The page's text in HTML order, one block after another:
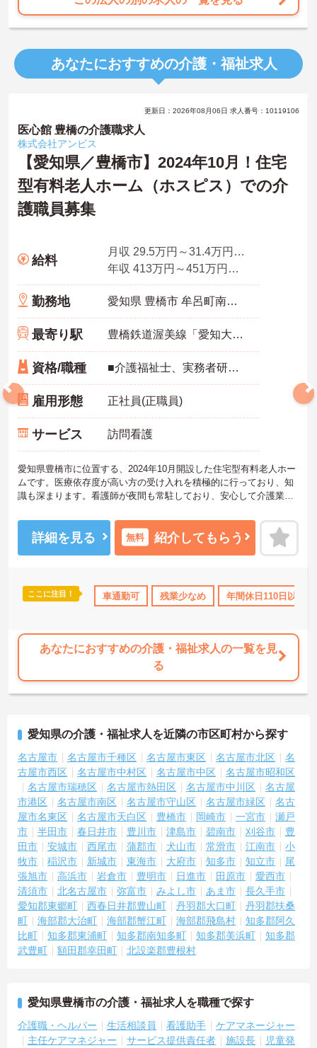
あなたにおすすめの介護・福祉求人
更新日：2026年08月06日 求人番号：10119106
医心館 豊橋の介護職求人
株式会社アンビス
【愛知県／豊橋市】2024年10月！住宅
型有料老人ホーム（ホスピス）での介
護職員募集
給料
月収 29.5万円～31.4万円程度 諸手当込・夜勤4回想定
年収 413万円～451万円程度 ※想定年収
勤務地 愛知県 豊橋市 牟呂町南汐田1-3
最寄り駅 豊橋鉄道渥美線「愛知大学前駅」バス・車9分
資格/職種 ■介護福祉士、実務者研修、初任者研修 いずれか ※特養、老健、病院、有老などの実務経験1年以上ある方
雇用形態 正社員(正職員)
サービス 訪問看護
愛知県豊橋市に位置する、2024年10月開設した住宅型有料老人ホー
ムです。医療依存度が高い方の受け入れを積極的に行っており、知
識も深まります。看護師が夜間も常駐しており、安心して介護業務
ご興味をお持ちの方には詳細の情報や面接のポイントをお伝えしま
すのでお気軽にお問い合わせくださいませ。
詳細を見る 無料 紹介してもらう
ここに注目！ 車通勤可 残業少なめ 年間休日110日以上
あなたにおすすめの介護・福祉求人の一覧を見
る
愛知県の介護・福祉求人を近隣の市区町村から探す
名古屋市 名古屋市千種区 名古屋市東区 名古屋市北区
名
古屋市西区
名古屋市中村区 名古屋市中区
名古屋市昭和区
名古屋市瑞穂区
名古屋市熱田区 名古屋市中川区
名古屋
市港区
名古屋市南区 名古屋市守山区 名古屋市緑区
名古
屋市名東区
名古屋市天白区 豊橋市 岡崎市 一宮市
瀬戸
市
半田市 春日井市 豊川市 津島市 碧南市 刈谷市
豊
田市
安城市 西尾市 蒲郡市 犬山市 常滑市 江南市
小
牧市
稲沢市 新城市 東海市 大府市 知多市 知立市
尾
張旭市
高浜市 岩倉市 豊明市 日進市 田原市
愛西市
清須市
北名古屋市 弥富市 みよし市 あま市
長久手市
愛知郡東郷町
西春日井郡豊山町 丹羽郡大口町
丹羽郡扶桑
町
海部郡大治町 海部郡蟹江町 海部郡飛島村
知多郡阿久
比町
知多郡東浦町 知多郡南知多町 知多郡美浜町
知多郡
武豊町
額田郡幸田町 北設楽郡豊根村
愛知県豊橋市の介護・福祉求人を職種で探す
介護職・ヘルパー 生活相談員 看護助手
ケアマネージャー
主任ケアマネジャー
サービス提供責任者 施設長
児童発